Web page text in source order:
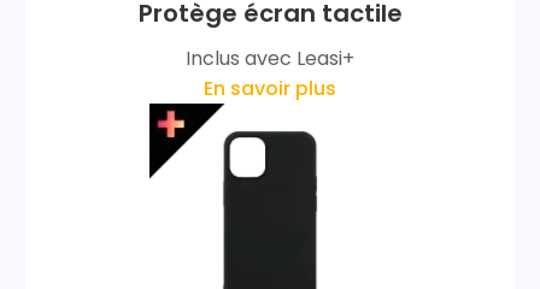
Protège écran tactile
Inclus avec Leasi+
En savoir plus